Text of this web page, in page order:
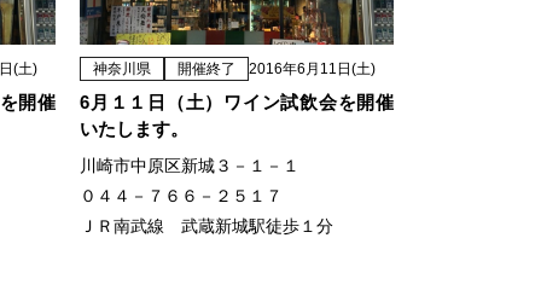
(土)
開催
神奈川県 開催終了 2016年6月11日(土)
6月１１日（土）ワイン試飲会を開催
いたします。
川崎市中原区新城３－１－１
０４４－７６６－２５１７
ＪＲ南武線 武蔵新城駅徒歩１分